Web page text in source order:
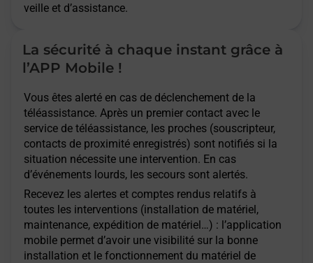
veille et d’assistance.
La sécurité à chaque instant grâce à
l’APP Mobile !
Vous êtes alerté en cas de déclenchement de la
téléassistance. Après un premier contact avec le
service de téléassistance, les proches (souscripteur,
contacts de proximité enregistrés) sont notifiés si la
situation nécessite une intervention. En cas
d’événements lourds, les secours sont alertés.
Recevez les alertes et comptes rendus relatifs à
toutes les interventions (installation de matériel,
maintenance, expédition de matériel…) : l’application
mobile permet d’avoir une visibilité sur la bonne
installation et le fonctionnement du matériel de